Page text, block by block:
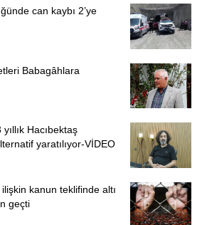
yaprağının kadın elinden geçtiğini
hep tütünle geçti, geçiyor.
dikilmesine, çapasına,
çok emeği hem evde hem tarlada
ancak devletin yasağı nedeniyle
Tütünü yasaklıyorlar, peki
yasaklardan dolayı da tüccar
almaya çalışıyor. Olan bizlere
can kaybı 2’ye
Babagâhlara
Hacıbektaş
yaratılıyor-VİDEO
kanun teklifinde altı
geçti